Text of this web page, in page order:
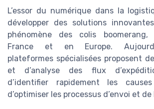
L’essor du numérique dans la
développer des solutions
phénomène des colis
France et en Europe.
plateformes spécialisées proposent
et d’analyse des flux
d’identifier rapidement les
d’optimiser les processus d’envoi et